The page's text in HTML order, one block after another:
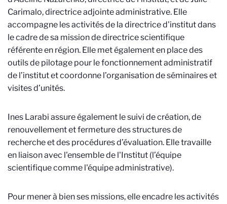
Carimalo, directrice adjointe administrative. Elle
accompagne les activités de la directrice d'institut dans
le cadre de sa mission de directrice scientifique
référente en région. Elle met également en place des
outils de pilotage pour le fonctionnement administratif
de l’institut et coordonne l’organisation de séminaires et
visites d’unités.
Ines Larabi assure également le suivi de création, de
renouvellement et fermeture des structures de
recherche et des procédures d’évaluation. Elle travaille
en liaison avec l'ensemble de l'Institut (l’équipe
scientifique comme l'équipe administrative).
Pour mener à bien ses missions, elle encadre les activités